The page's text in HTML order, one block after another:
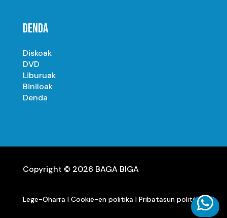
DENDA
Diskoak
DVD
Liburuak
Biniloak
Denda
Copyright © 2026 BAGA BIGA
Lege-Oharra | Cookie-en politika | Pribatasun politika